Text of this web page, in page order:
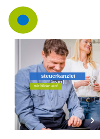
steuerkanzlei
krapf
wir bilden aus!
KANZLEI
TEAM ▾
LEISTUNGEN ▾
Unser Leistungsspektrum
Grundsteuerreform
Aktuelles
DIGITALISIERUNG
KONTAKT